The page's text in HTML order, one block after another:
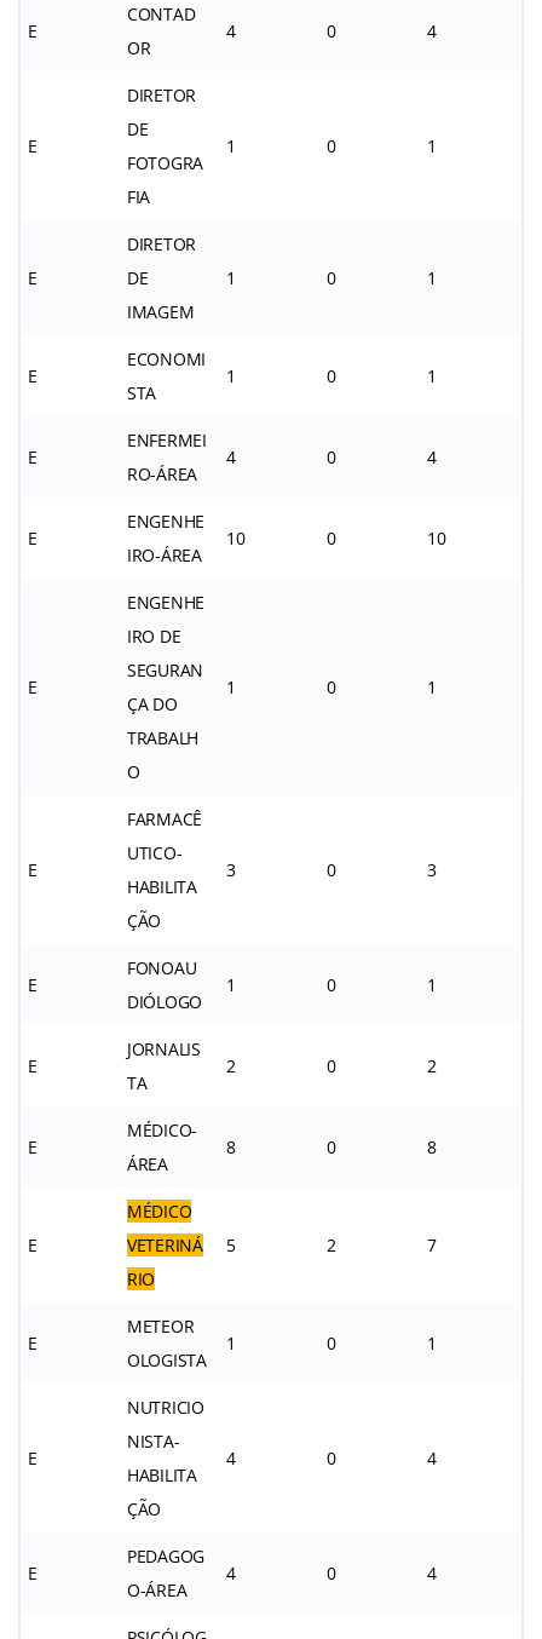
E
CONTAD
OR
4 0 4
E
DIRETOR
DE
FOTOGRA
FIA
1 0 1
E
DIRETOR
DE
IMAGEM
1 0 1
E
ECONOMI
STA
1 0 1
E
ENFERMEI
RO-ÁREA
4 0 4
E
ENGENHE
IRO-ÁREA
10 0 10
E
ENGENHE
IRO DE
SEGURAN
ÇA DO
TRABALH
O
1 0 1
E
FARMACÊ
UTICO-
HABILITA
ÇÃO
3 0 3
E
FONOAU
DIÓLOGO
1 0 1
E
JORNALIS
TA
2 0 2
E
MÉDICO-
ÁREA
8 0 8
E
MÉDICO
VETERINÁ
RIO
5 2 7
E
METEOR
OLOGISTA
1 0 1
E
NUTRICIO
NISTA-
HABILITA
ÇÃO
4 0 4
E
PEDAGOG
O-ÁREA
4 0 4